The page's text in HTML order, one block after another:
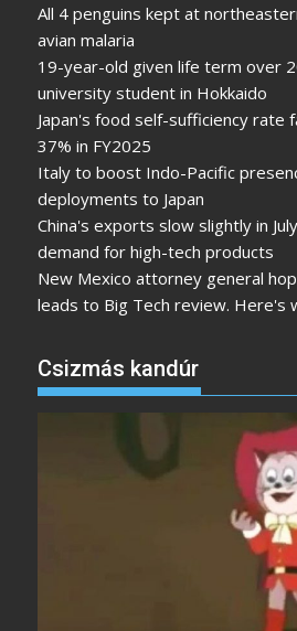
All 4 penguins kept at
avian malaria
19-year-old given life term over
university student in Hokkaido
Japan's food self-sufficiency rate
37% in FY2025
Italy to boost Indo-Pacific
deployments to Japan
China's exports slow slightly in
demand for high-tech products
New Mexico attorney general
leads to Big Tech review. Here's
Csizmás kandúr